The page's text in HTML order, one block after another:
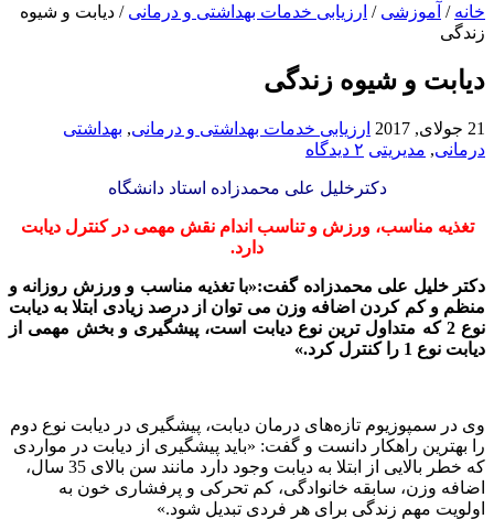
خانه / آموزشی / ارزیابی خدمات بهداشتی و درمانی / دیابت و شیوه
زندگی
دیابت و شیوه زندگی
21 جولای, 2017 ارزیابی خدمات بهداشتی و درمانی, بهداشتی
درمانی, مدیریتی ۲ دیدگاه
دکترخلیل علی محمدزاده استاد دانشگاه
تغذیه مناسب، ورزش و تناسب اندام نقش مهمی در کنترل دیابت
دارد.
دکتر خلیل علی محمدزاده گفت:«با تغذیه مناسب و ورزش روزانه و
منظم و کم کردن اضافه وزن می توان از درصد زیادی ابتلا به دیابت
نوع 2 که متداول ترین نوع دیابت است، پیشگیری و بخش مهمی از
دیابت نوع 1 را کنترل کرد.»
وی در سمپوزیوم تازه‌های درمان دیابت، پیشگیری در دیابت نوع دوم
را بهترین راهکار دانست و گفت: «باید پیشگیری از دیابت در مواردی
که خطر بالایی از ابتلا به دیابت وجود دارد مانند سن بالای 35 سال،
اضافه وزن، سابقه خانوادگی، کم تحرکی و پرفشاری خون به
اولویت مهم زندگی برای هر فردی تبدیل شود.»